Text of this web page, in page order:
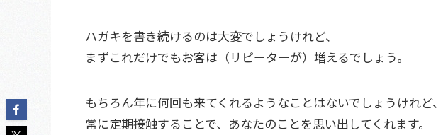
ハガキを書き続けるのは大変でしょうけれど、
まずこれだけでもお客は（リピーターが）増えるでしょう。
もちろん年に何回も来てくれるようなことはないでしょうけれど、
常に定期接触することで、あなたのことを思い出してくれます。